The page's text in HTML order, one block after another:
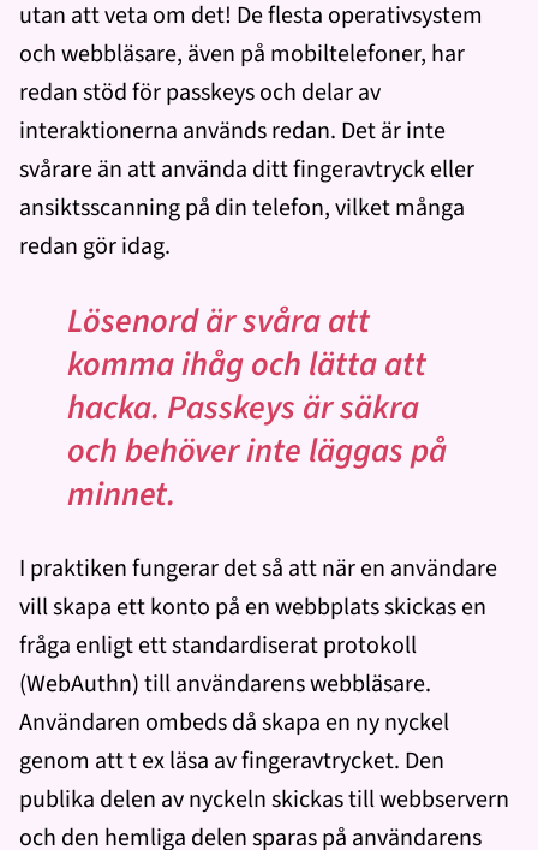
utan att veta om det! De flesta operativsystem
och webbläsare, även på mobiltelefoner, har
redan stöd för passkeys och delar av
interaktionerna används redan. Det är inte
svårare än att använda ditt fingeravtryck eller
ansiktsscanning på din telefon, vilket många
redan gör idag.
Lösenord är svåra att
komma ihåg och lätta att
hacka. Passkeys är säkra
och behöver inte läggas på
minnet.
I praktiken fungerar det så att när en användare
vill skapa ett konto på en webbplats skickas en
fråga enligt ett standardiserat protokoll
(WebAuthn) till användarens webbläsare.
Användaren ombeds då skapa en ny nyckel
genom att t ex läsa av fingeravtrycket. Den
publika delen av nyckeln skickas till webbservern
och den hemliga delen sparas på användarens